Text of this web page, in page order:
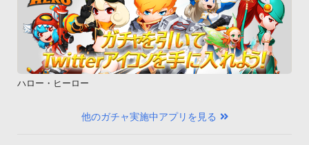
ハロー・ヒーロー
他のガチャ実施中アプリを見る